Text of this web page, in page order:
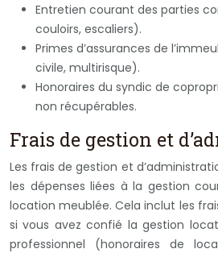
Entretien courant des parties
couloirs, escaliers).
Primes d’assurances de
civile, multirisque).
Honoraires du syndic de
non récupérables.
Frais de gestion et
Les frais de gestion et
les dépenses liées à la gestion
location meublée. Cela inclut les
si vous avez confié la gestion
professionnel (honoraires de